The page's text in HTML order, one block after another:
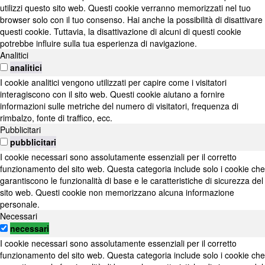
utilizzi questo sito web. Questi cookie verranno memorizzati nel tuo
browser solo con il tuo consenso. Hai anche la possibilità di disattivare
questi cookie. Tuttavia, la disattivazione di alcuni di questi cookie
potrebbe influire sulla tua esperienza di navigazione.
Analitici
analitici
I cookie analitici vengono utilizzati per capire come i visitatori
interagiscono con il sito web. Questi cookie aiutano a fornire
informazioni sulle metriche del numero di visitatori, frequenza di
rimbalzo, fonte di traffico, ecc.
Pubblicitari
pubblicitari
I cookie necessari sono assolutamente essenziali per il corretto
funzionamento del sito web. Questa categoria include solo i cookie che
garantiscono le funzionalità di base e le caratteristiche di sicurezza del
sito web. Questi cookie non memorizzano alcuna informazione
personale.
Necessari
necessari
I cookie necessari sono assolutamente essenziali per il corretto
funzionamento del sito web. Questa categoria include solo i cookie che